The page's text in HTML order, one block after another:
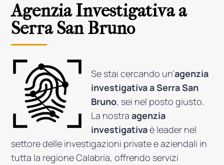
Agenzia Investigativa a
Serra San Bruno
Se stai cercando un’agenzia
investigativa a Serra San
Bruno, sei nel posto giusto.
La nostraagenzia
investigativaè leader nel
settore delle investigazioni private e aziendali in
tutta la regione Calabria, offrendo servizi